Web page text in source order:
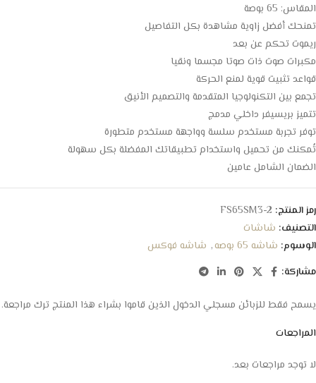
المقاس: 65 بوصة
تمنحك أفضل زاوية مشاهدة بكل التفاصيل
ريموت تحكم عن بعد
مكبرات صوت ذات صوتا مجسما ونقيا
قواعد تثبيت قوية لمنع الحركة
تجمع بين التكنولوجيا المتقدمة والتصميم الأنيق
تتميز بريسيفر داخلي مدمج
توفر تجربة مستخدم سلسة وواجهة مستخدم متطورة
تُمكنك من تحميل واستخدام تطبيقاتك المفضلة بكل سهولة
الضمان الشامل عامين
رمز المنتج: FS65SM3-2
التصنيف: شاشات
الوسوم: شاشه 65 بوصه , شاشه فوكس
مشاركة:
المراجعات
لا توجد مراجعات بعد.
يسمح فقط للزبائن مسجلي الدخول الذين قاموا بشراء هذا المنتج ترك مراجعة.